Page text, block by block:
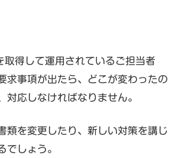
得して運用されているご担当者
求事項が出たら、どこが変わったの
対応しなければなりません。
類を変更したり、新しい対策を講じ
でしょう。